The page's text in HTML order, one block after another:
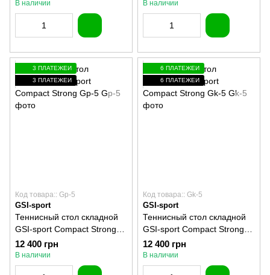
В наличии В наличии
3 ПЛАТЕЖЕЙ
3 ПЛАТЕЖЕЙ
Код товара:: Gp-5
GSI-sport
Теннисный стол складной
GSI-sport Compact Strong
Gp-5
12 400 грн
В наличии
6 ПЛАТЕЖЕЙ
6 ПЛАТЕЖЕЙ
Код товара:: Gk-5
GSI-sport
Теннисный стол складной
GSI-sport Compact Strong
Gk-5
12 400 грн
В наличии